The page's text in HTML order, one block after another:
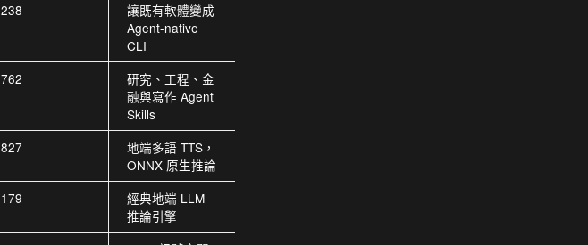
238
讓既有軟體變成
Agent-native
CLI
762
研究、工程、金
融與寫作 Agent
Skills
827
地端多語 TTS，
ONNX 原生推論
179
經典地端 LLM
推論引擎